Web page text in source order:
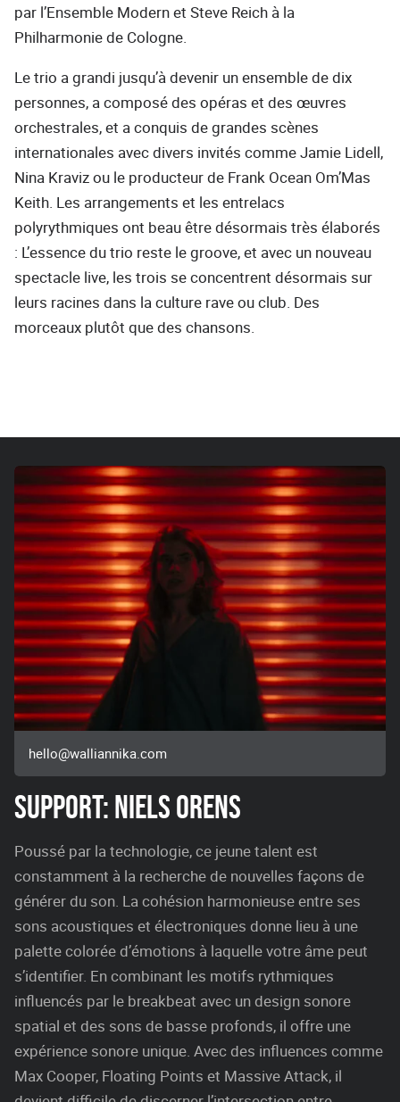
par l’Ensemble Modern et Steve Reich à la
Philharmonie de Cologne.
Le trio a grandi jusqu’à devenir un ensemble de dix
personnes, a composé des opéras et des œuvres
orchestrales, et a conquis de grandes scènes
internationales avec divers invités comme Jamie Lidell,
Nina Kraviz ou le producteur de Frank Ocean Om’Mas
Keith. Les arrangements et les entrelacs
polyrythmiques ont beau être désormais très élaborés
: L’essence du trio reste le groove, et avec un nouveau
spectacle live, les trois se concentrent désormais sur
leurs racines dans la culture rave ou club. Des
morceaux plutôt que des chansons.
hello@walliannika.com
SUPPORT: NIELS ORENS
Poussé par la technologie, ce jeune talent est
constamment à la recherche de nouvelles façons de
générer du son. La cohésion harmonieuse entre ses
sons acoustiques et électroniques donne lieu à une
palette colorée d’émotions à laquelle votre âme peut
s’identifier. En combinant les motifs rythmiques
influencés par le breakbeat avec un design sonore
spatial et des sons de basse profonds, il offre une
expérience sonore unique. Avec des influences comme
Max Cooper, Floating Points et Massive Attack, il